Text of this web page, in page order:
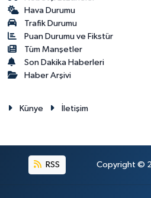
Hava Durumu
Trafik Durumu
Puan Durumu ve Fikstür
Tüm Manşetler
Son Dakika Haberleri
Haber Arşivi
Künye İletişim
RSS Copyright ©